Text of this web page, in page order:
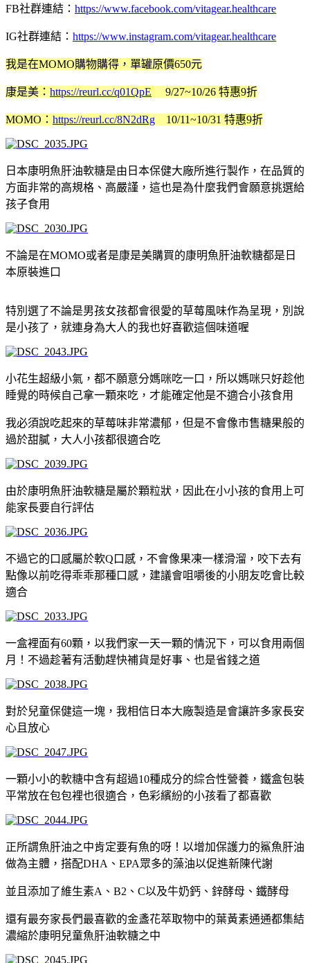
FB社群連結： https://www.facebook.com/vitagear.healthcare
IG社群連結： https://www.instagram.com/vitagear.healthcare
我是在MOMO購物購得，單罐原價650元
康是美： https://reurl.cc/q01QpE 9/27~10/26 特惠9折
MOMO： https://reurl.cc/8N2dRg 10/11~10/31 特惠9折
日本康明魚肝油軟糖是由日本保健大廠所進行製作，在品質的
方面非常的高規格、高嚴謹，這也是為什麼我們會願意挑選給
孩子食用
不論是在MOMO或者是康是美購買的康明魚肝油軟糖都是日
本原裝進口
特別選了不論是男孩女孩都會很愛的草莓風味作為呈現，別說
是小孩了，就連身為大人的我也好喜歡這個味道喔
小花生超級小氣，都不願意分媽咪吃一口，所以媽咪只好趁他
睡覺的時候自己拿一顆來吃，才能確定他是不適合小孩食用
我必須說吃起來的草莓味非常濃郁，但是不會像市售糖果般的
過於甜膩，大人小孩都很適合吃
由於康明魚肝油軟糖是屬於顆粒狀，因此在小小孩的食用上可
能家長要自行評估
不過它的口感屬於軟Q口感，不會像果凍一樣滑溜，咬下去有
點像以前吃得乖乖那種口感，建議會咀嚼後的小朋友吃會比較
適合
一盒裡面有60顆，以我們家一天一顆的情況下，可以食用兩個
月！不過趁著有活動趕快補貨是好事、也是省錢之道
對於兒童保健這一塊，我相信日本大廠製造是會讓許多家長安
心且放心
一顆小小的軟糖中含有超過10種成分的綜合性營養，鐵盒包裝
平常放在包包裡也很適合，色彩繽紛的小孩看了都喜歡
正所謂魚肝油之中肯定要有魚的呀！以增加保護力的鯊魚肝油
做為主體，搭配DHA、EPA眾多的藻油以促進新陳代謝
並且添加了維生素A、B2、C以及牛奶鈣、鋅酵母、鐵酵母
還有最夯家長們最喜歡的金盞花萃取物中的葉黃素通通都集結
濃縮於康明兒童魚肝油軟糖之中